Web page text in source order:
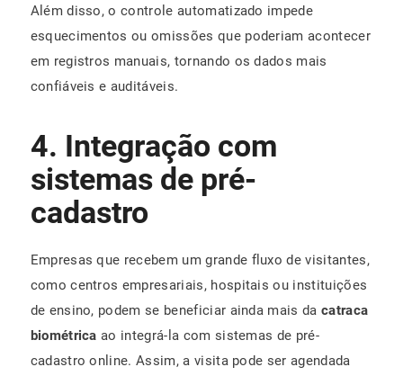
Além disso, o controle automatizado impede
esquecimentos ou omissões que poderiam acontecer
em registros manuais, tornando os dados mais
confiáveis e auditáveis.
4. Integração com
sistemas de pré-
cadastro
Empresas que recebem um grande fluxo de visitantes,
como centros empresariais, hospitais ou instituições
de ensino, podem se beneficiar ainda mais da catraca
biométrica ao integrá-la com sistemas de pré-
cadastro online. Assim, a visita pode ser agendada